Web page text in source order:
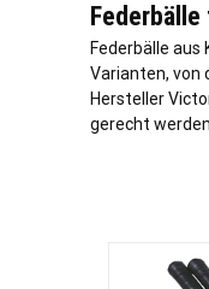
Federbälle
Varianten, von
Hersteller
gerecht